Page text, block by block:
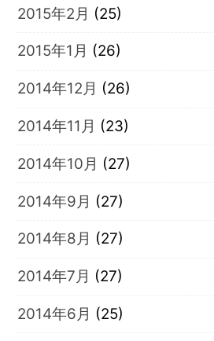
2015年2月 (25)
2015年1月 (26)
2014年12月 (26)
2014年11月 (23)
2014年10月 (27)
2014年9月 (27)
2014年8月 (27)
2014年7月 (27)
2014年6月 (25)